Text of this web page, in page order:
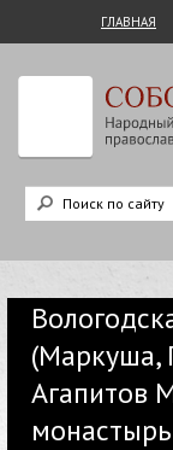
ГЛАВНАЯ
(Маркуша,
Агапитов
монастырь